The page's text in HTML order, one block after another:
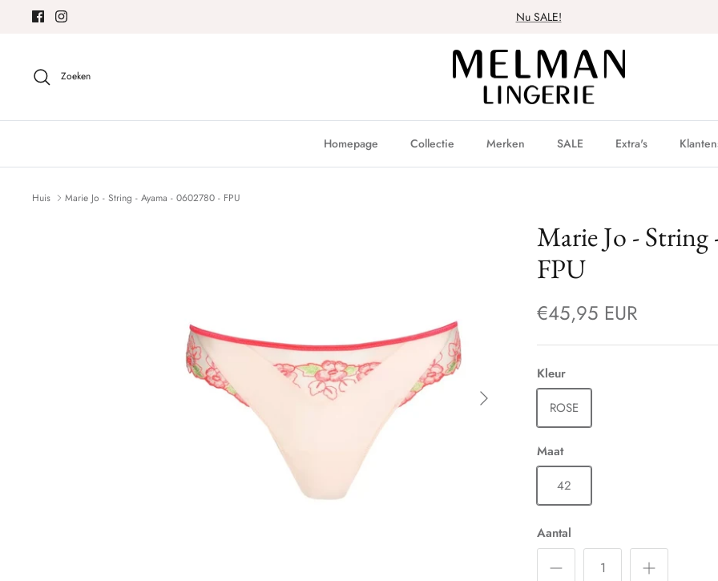
Meteen
content
Nu SALE!
Zoeken
Homepage Collectie Merken SALE Extra's
Huis Marie Jo - String - Ayama - 0602780 - FPU
Marie Jo - String
FPU
€45,95 EUR
Kleur
ROSE
Maat
42
Aantal